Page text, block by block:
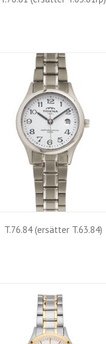
T.76.84 (ersätter T.63.84)